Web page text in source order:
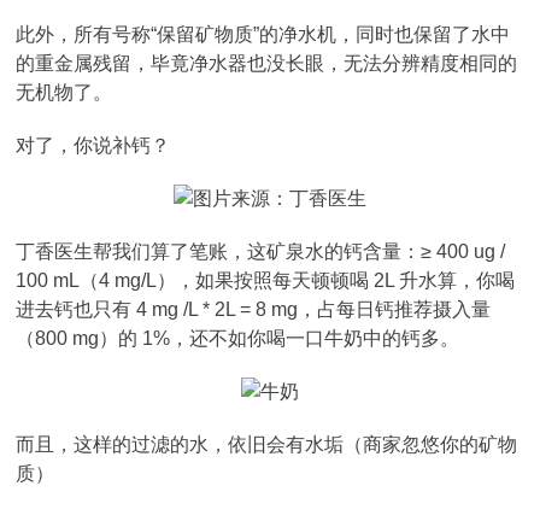
此外，所有号称“保留矿物质”的净水机，同时也保留了水中
的重金属残留，毕竟净水器也没长眼，无法分辨精度相同的
无机物了。
对了，你说补钙？
丁香医生帮我们算了笔账，这矿泉水的钙含量：≥ 400 ug /
100 mL（4 mg/L），如果按照每天顿顿喝 2L 升水算，你喝
进去钙也只有 4 mg /L * 2L = 8 mg，占每日钙推荐摄入量
（800 mg）的 1%，还不如你喝一口牛奶中的钙多。
而且，这样的过滤的水，依旧会有水垢（商家忽悠你的矿物
质）